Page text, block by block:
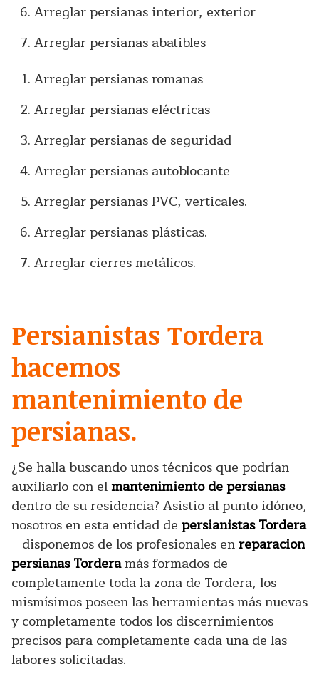
Arreglar persianas interior, exterior
Arreglar persianas abatibles
Arreglar persianas romanas
Arreglar persianas eléctricas
Arreglar persianas de seguridad
Arreglar persianas autoblocante
Arreglar persianas PVC, verticales.
Arreglar persianas plásticas.
Arreglar cierres metálicos.
Persianistas Tordera
hacemos
mantenimiento de
persianas.
¿Se halla buscando unos técnicos que podrían
auxiliarlo con elmantenimiento de persianas
dentro de su residencia? Asistio al punto idóneo,
nosotros en esta entidad de persianistas Tordera
disponemos de los profesionales enreparacion
persianas Torderamás formados de
completamente toda la zona de Tordera, los
mismísimos poseen las herramientas más nuevas
y completamente todos los discernimientos
precisos para completamente cada una de las
labores solicitadas.